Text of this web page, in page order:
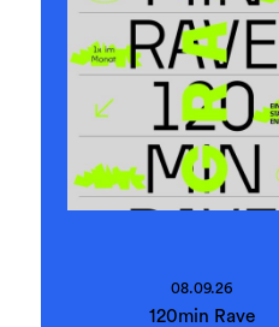
08.09.26
120min Rave